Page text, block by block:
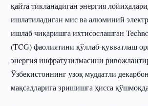
қайта тикланадиган энергия
ишлатиладиган мис ва алюминий
ишлаб чиқаришга ихтисослашган
(TCG) фаолиятини қўллаб-қувватлаш
энергия инфратузилмасини
Ўзбекистоннинг узоқ муддатли
мақсадларига эришишга ҳисса